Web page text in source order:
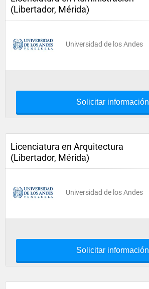
(Libertador, Mérida)
Universidad de los Andes
Solicitar información
Licenciatura en Arquitectura
(Libertador, Mérida)
Universidad de los Andes
Solicitar información